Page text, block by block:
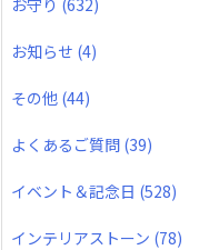
お守り (632)
お知らせ (4)
その他 (44)
よくあるご質問 (39)
イベント＆記念日 (528)
インテリアストーン (78)